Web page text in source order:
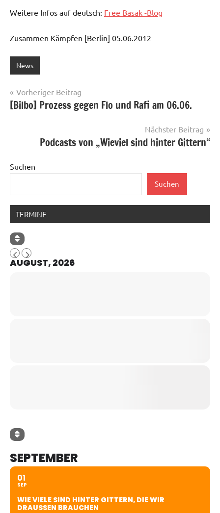
Weitere Infos auf deutsch: Free Basak -Blog
Zusammen Kämpfen [Berlin] 05.06.2012
News
Beitragsnavigation
Vorheriger Beitrag
[Bilbo] Prozess gegen Flo und Rafi am 06.06.
Nächster Beitrag
Podcasts von „Wieviel sind hinter Gittern“
Suchen
Suchen
TERMINE
AUGUST, 2026
SEPTEMBER
01
SEP
WIE VIELE SIND HINTER GITTERN, DIE WIR
DRAUSSEN BRAUCHEN